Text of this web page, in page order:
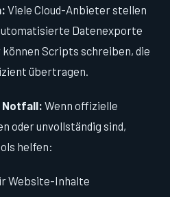
Viele Cloud-Anbieter stellen
Datenexporte
Scripts schreiben, die
übertragen.
Notfall:Wenn offizielle
oder unvollständig sind,
helfen:
Website-Inhalte